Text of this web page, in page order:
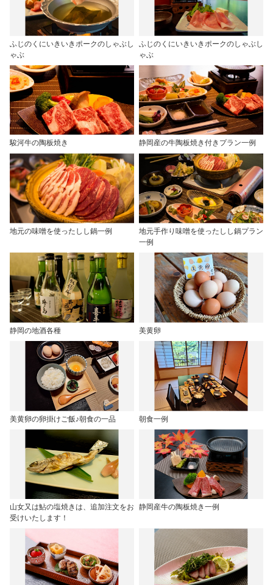
ふじのくにいきいきポークのしゃぶし
ゃぶ
ふじのくにいきいきポークのしゃぶし
ゃぶ
駿河牛の陶板焼き 静岡産の牛陶板焼き付きプラン一例
地元の味噌を使ったしし鍋一例
地元手作り味噌を使ったしし鍋プラン
一例
静岡の地酒各種 美黄卵
美黄卵の卵掛けご飯♪朝食の一品 朝食一例
山女又は鮎の塩焼きは、追加注文をお
受けいたします！
静岡産牛の陶板焼き一例